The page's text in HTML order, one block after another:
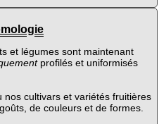
et légumes sont maintenant
profilés et uniformisés
cultivars et variétés fruitières
de couleurs et de formes.